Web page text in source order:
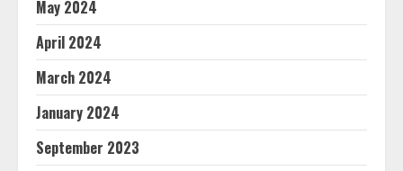
May 2024
April 2024
March 2024
January 2024
September 2023